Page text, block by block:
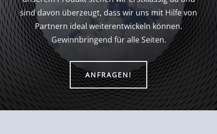
sind davon überzeugt, dass wir uns mit Hilfe von
Partnern ideal weiterentwickeln können.
Gewinnbringend für alle Seiten.
ANFRAGEN!